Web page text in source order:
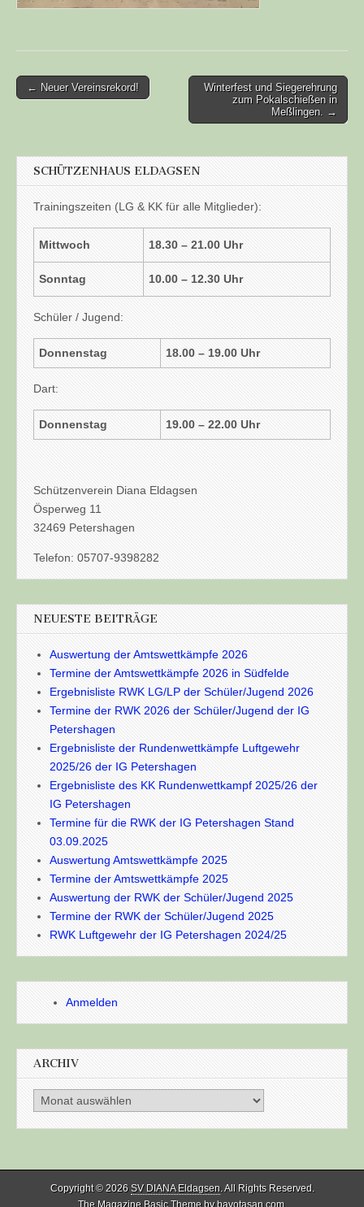
Post
← Neuer Vereinsrekord!
Winterfest und Siegerehrung
zum Pokalschießen in
Meßlingen. →
SCHÜTZENHAUS ELDAGSEN
Trainingszeiten (LG & KK für alle Mitglieder):
Mittwoch 18.30 – 21.00 Uhr
Sonntag 10.00 – 12.30 Uhr
Schüler / Jugend:
Donnenstag 18.00 – 19.00 Uhr
Dart:
Donnenstag 19.00 – 22.00 Uhr
Schützenverein Diana Eldagsen
Ösperweg 11
32469 Petershagen
Telefon: 05707-9398282
NEUESTE BEITRÄGE
Auswertung der Amtswettkämpfe 2026
Termine der Amtswettkämpfe 2026 in Südfelde
Ergebnisliste RWK LG/LP der Schüler/Jugend 2026
Termine der RWK 2026 der Schüler/Jugend der IG
Petershagen
Ergebnisliste der Rundenwettkämpfe Luftgewehr
2025/26 der IG Petershagen
Ergebnisliste des KK Rundenwettkampf 2025/26 der
IG Petershagen
Termine für die RWK der IG Petershagen Stand
03.09.2025
Auswertung Amtswettkämpfe 2025
Termine der Amtswettkämpfe 2025
Auswertung der RWK der Schüler/Jugend 2025
Termine der RWK der Schüler/Jugend 2025
RWK Luftgewehr der IG Petershagen 2024/25
Anmelden
ARCHIV
Archiv
Copyright © 2026 SV DIANA Eldagsen. All Rights Reserved.
The Magazine Basic Theme bybavotasan.com